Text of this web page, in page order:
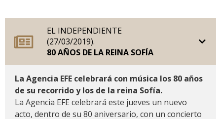
EL INDEPENDIENTE
(27/03/2019).
80 AÑOS DE LA REINA SOFÍA
La Agencia EFE celebrará con música los 80 años
de su recorrido y los de la reina Sofía.
La Agencia EFE celebrará este jueves un nuevo
acto, dentro de su 80 aniversario, con un concierto